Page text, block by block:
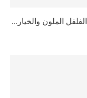
الملون والخيار...